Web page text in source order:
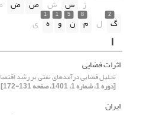
ژ س ش ص ض
2
گ ل
8
م
5
ن
1
و
1
ه ی
ا
اثرات فضایی
تحلیل فضایی درآمدهای نفتی بر رشد
[دوره 1، شماره 1، 1401، صفحه 131-172]
ایران